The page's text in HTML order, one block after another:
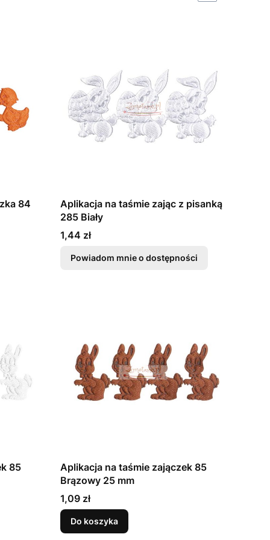
84
Aplikacja na taśmie zając z pisanką
285 Biały
Cena
1,44 zł
Powiadom mnie o dostępności
85
Aplikacja na taśmie zajączek 85
Brązowy 25 mm
Cena
1,09 zł
Do koszyka